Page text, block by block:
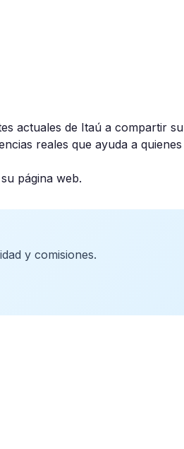
actuales de Itaú a compartir su
reales que ayuda a quienes
página web.
y comisiones.